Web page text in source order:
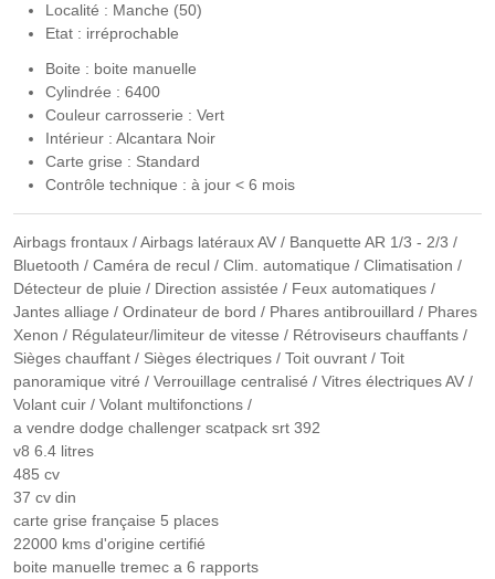
Localité : Manche (50)
Etat : irréprochable
Boite : boite manuelle
Cylindrée : 6400
Couleur carrosserie : Vert
Intérieur : Alcantara Noir
Carte grise : Standard
Contrôle technique : à jour < 6 mois
Airbags frontaux / Airbags latéraux AV / Banquette AR 1/3 - 2/3 /
Bluetooth / Caméra de recul / Clim. automatique / Climatisation /
Détecteur de pluie / Direction assistée / Feux automatiques /
Jantes alliage / Ordinateur de bord / Phares antibrouillard / Phares
Xenon / Régulateur/limiteur de vitesse / Rétroviseurs chauffants /
Sièges chauffant / Sièges électriques / Toit ouvrant / Toit
panoramique vitré / Verrouillage centralisé / Vitres électriques AV /
Volant cuir / Volant multifonctions /
a vendre dodge challenger scatpack srt 392
v8 6.4 litres
485 cv
37 cv din
carte grise française 5 places
22000 kms d'origine certifié
boite manuelle tremec a 6 rapports